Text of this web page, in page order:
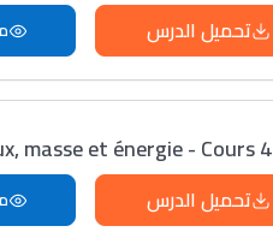
تحميل الدرس
masse et énergie - Cours 4
تحميل الدرس